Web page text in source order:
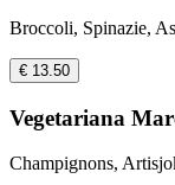
Broccoli, Spinazie,
€ 13.50
Vegetariana
Champignons,